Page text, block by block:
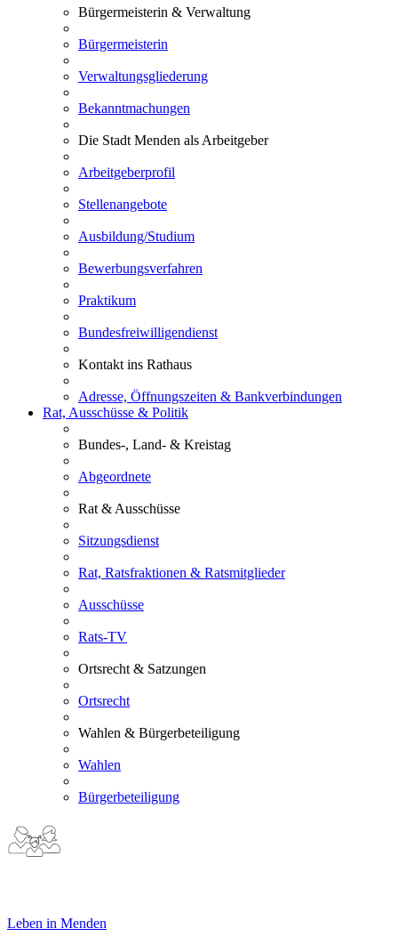
Bürgermeisterin & Verwaltung
Bürgermeisterin
Verwaltungsgliederung
Bekanntmachungen
Die Stadt Menden als Arbeitgeber
Arbeitgeberprofil
Stellenangebote
Ausbildung/Studium
Bewerbungsverfahren
Praktikum
Bundesfreiwilligendienst
Kontakt ins Rathaus
Adresse, Öffnungszeiten & Bankverbindungen
Rat, Ausschüsse & Politik
Bundes-, Land- & Kreistag
Abgeordnete
Rat & Ausschüsse
Sitzungsdienst
Rat, Ratsfraktionen & Ratsmitglieder
Ausschüsse
Rats-TV
Ortsrecht & Satzungen
Ortsrecht
Wahlen & Bürgerbeteiligung
Wahlen
Bürgerbeteiligung
Leben in Menden